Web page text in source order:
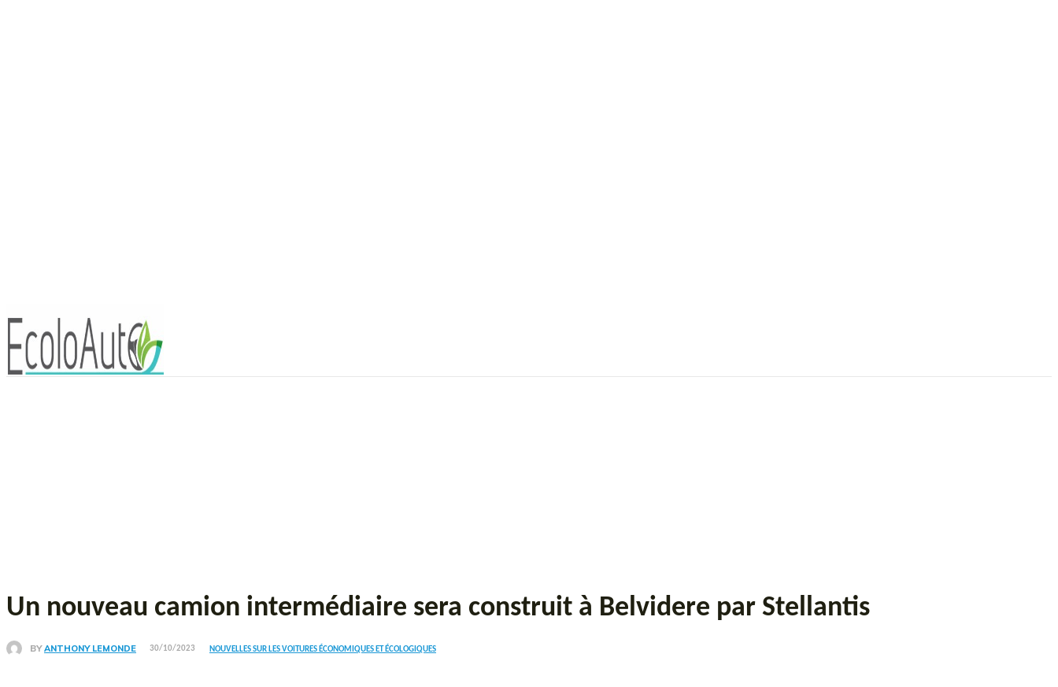
Un nouveau camion intermédiaire sera construit à Belvidere par Stellantis
BY ANTHONY LEMONDE 30/10/2023 NOUVELLES SUR LES VOITURES ÉCONOMIQUES ET ÉCOLOGIQUES
Partager